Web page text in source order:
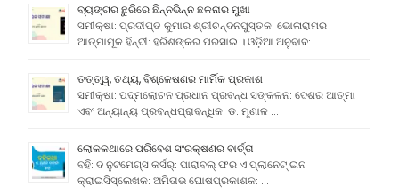
ବ୍ୟଙ୍ଗର ଛୁରିରେ ଛିନ୍ନଭିନ୍ନ ଛଳନାର ମୁଖା
ସମୀକ୍ଷା: ପ୍ରଦୀପ୍ତ କୁମାର ଶ୍ରୀଚନ୍ଦନପୁସ୍ତକ: ଭୋଳାରାମର
ଆତ୍ମାମୂଳ ହିନ୍ଦୀ: ହରିଶଙ୍କର ପରସାଇ । ଓଡ଼ିଆ ଅନୁବାଦ: …
ତତ୍ତ୍ୱ, ତଥ୍ୟ, ବିଶ୍ଳେଷଣର ମାର୍ମିକ ପ୍ରକାଶ
ସମୀକ୍ଷା: ପଦ୍ମଲୋଚନ ପ୍ରଧାନ ପ୍ରବନ୍ଧ ସଙ୍କଳନ: ଦେଶର ଆତ୍ମା
ଏବଂ ଅନ୍ୟାନ୍ୟ ପ୍ରବନ୍ଧପ୍ରାବନ୍ଧିକ: ଡ. ମୃଣାଳ …
ଲୋକକଥାରେ ପରିବେଶ ସଂରକ୍ଷଣର ବାର୍ତ୍ତା
ବହି: ଦ ନୁଟମେଗ୍ସ କର୍ସର୍: ପାରାବଲ୍ ଫର ଏ ପ୍ଲାନେଟ୍ ଇନ
କ୍ରାଇସିସ୍ଲେଖକ: ଅମିତାଭ ଘୋଷପ୍ରକାଶକ: …